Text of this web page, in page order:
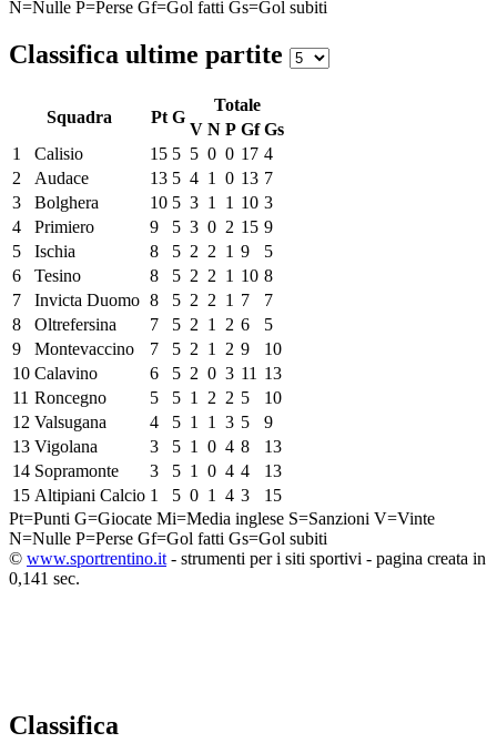
N=Nulle P=Perse Gf=Gol fatti Gs=Gol subiti
Classifica ultime partite
Squadra Pt G
Totale
V N P Gf Gs
1
Calisio 15 5 5 0 0 17 4
2
Audace 13 5 4 1 0 13 7
3
Bolghera 10 5 3 1 1 10 3
4
Primiero 9 5 3 0 2 15 9
5
Ischia 8 5 2 2 1 9
5
6
Tesino 8 5 2 2 1 10 8
7
Invicta Duomo 8 5 2 2 1 7
7
8
Oltrefersina 7 5 2 1 2 6
5
9
Montevaccino 7 5 2 1 2 9
10
10 Calavino 6 5 2 0 3 11 13
11 Roncegno 5 5 1 2 2 5
10
12 Valsugana 4 5 1 1 3 5
9
13 Vigolana 3 5 1 0 4 8
13
14 Sopramonte 3 5 1 0 4 4
13
15 Altipiani Calcio 1 5 0 1 4 3
15
Pt=Punti G=Giocate Mi=Media inglese S=Sanzioni V=Vinte
N=Nulle P=Perse Gf=Gol fatti Gs=Gol subiti
© www.sportrentino.it - strumenti per i siti sportivi - pagina creata in
0,141 sec.
Classifica